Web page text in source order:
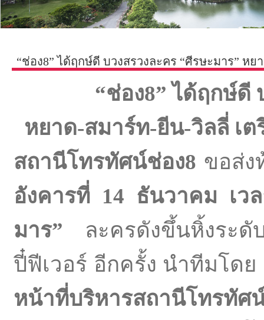
“ช่อง8” ได้ฤกษ์ดี บวงสรวงละคร “ศีรษะมาร”
“ช่อง8” ได้ฤกษ์ดี
หยาด-สมาร์ท-ยีน-วิลลี่ เ
สถานีโทรทัศน์ช่อง8 ขอส่ง
อังคารที่ 14 ธันวาคม เว
มาร” ละครดังขึ้นหิ้งระดั
ปี๋ฟีเวอร์ อีกครั้ง นำทีมโดย
หน้าที่บริหารสถานีโทรทัศ